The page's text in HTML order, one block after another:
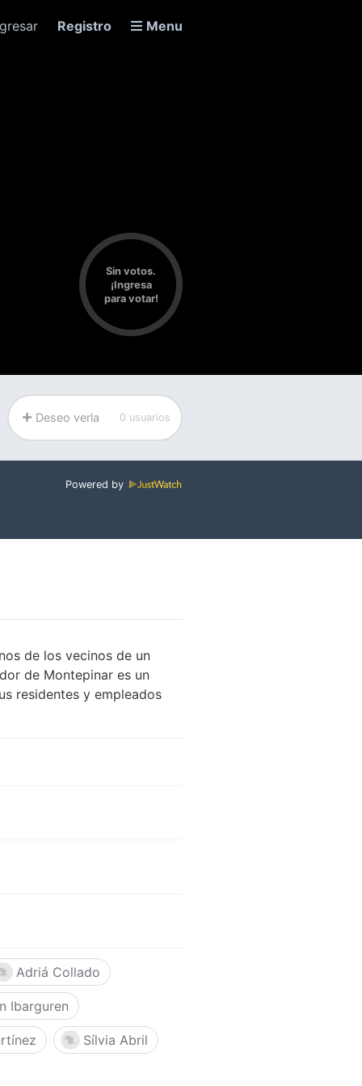
Registro Menu
Sin votos.
¡Ingresa
para votar!
Deseo verla 0 usuarios
Powered by
de los vecinos de un
de Montepinar es un
residentes y empleados
Adriá Collado
Ibarguren
Sílvia Abril